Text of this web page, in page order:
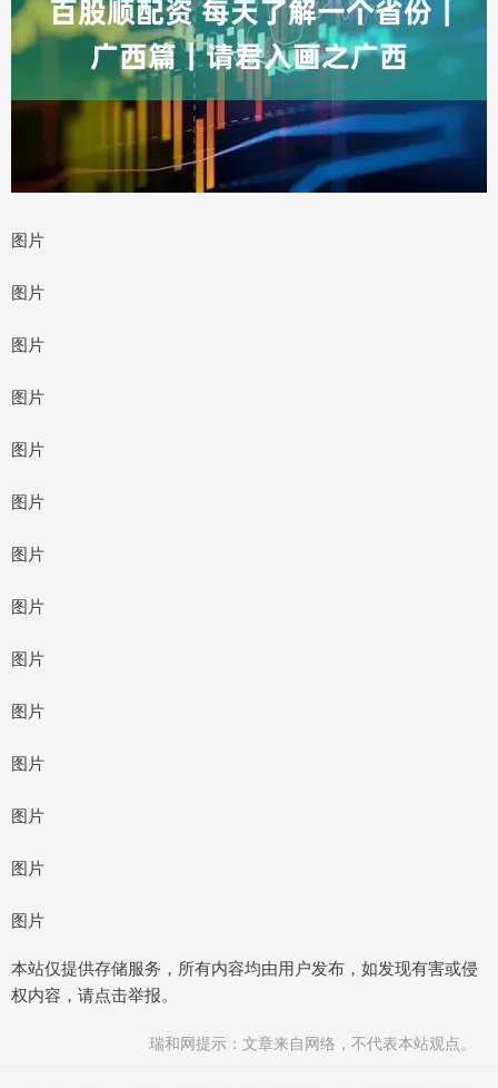
图片
图片
图片
图片
图片
图片
图片
图片
图片
图片
图片
图片
图片
图片
本站仅提供存储服务，所有内容均由用户发布，如发现有害或侵
权内容，请点击举报。
瑞和网提示：文章来自网络，不代表本站观点。